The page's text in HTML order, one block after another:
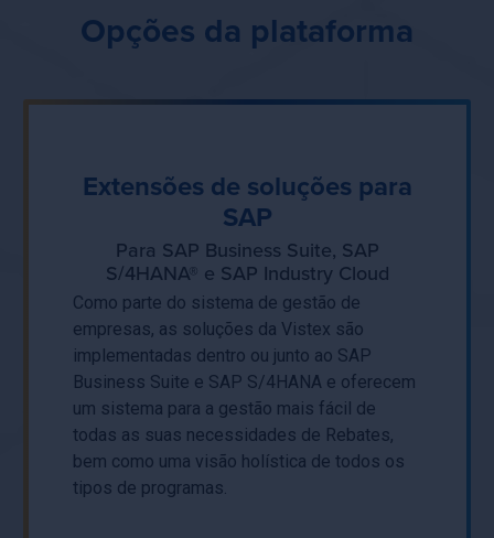
Opções da plataforma
Extensões de soluções para
SAP
Para SAP Business Suite, SAP
S/4HANA® e SAP Industry Cloud
Como parte do sistema de gestão de
empresas, as soluções da Vistex são
implementadas dentro ou junto ao SAP
Business Suite e SAP S/4HANA e oferecem
um sistema para a gestão mais fácil de
todas as suas necessidades de Rebates,
bem como uma visão holística de todos os
tipos de programas.